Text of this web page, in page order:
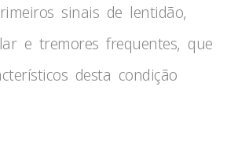
sinais de lentidão,
e tremores frequentes, que
desta condição